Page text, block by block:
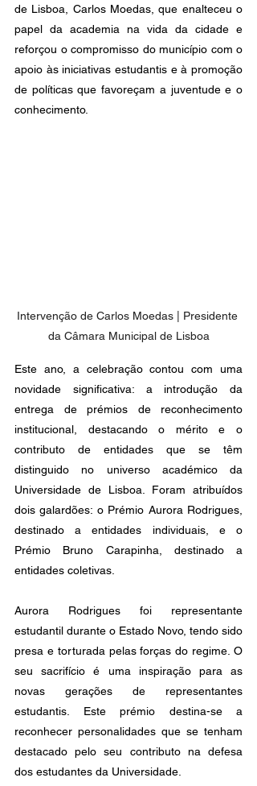
de Lisboa, Carlos Moedas, que enalteceu o
papel da academia na vida da cidade e
reforçou o compromisso do município com o
apoio às iniciativas estudantis e à promoção
de políticas que favoreçam a juventude e o
conhecimento.
Intervenção de Carlos Moedas | Presidente
da Câmara Municipal de Lisboa
Este ano, a celebração contou com uma
novidade significativa: a introdução da
entrega de prémios de reconhecimento
institucional, destacando o mérito e o
contributo de entidades que se têm
distinguido no universo académico da
Universidade de Lisboa. Foram atribuídos
dois galardões: o Prémio Aurora Rodrigues,
destinado a entidades individuais, e o
Prémio Bruno Carapinha, destinado a
entidades coletivas.
Aurora Rodrigues foi representante
estudantil durante o Estado Novo, tendo sido
presa e torturada pelas forças do regime. O
seu sacrifício é uma inspiração para as
novas gerações de representantes
estudantis. Este prémio destina-se a
reconhecer personalidades que se tenham
destacado pelo seu contributo na defesa
dos estudantes da Universidade.